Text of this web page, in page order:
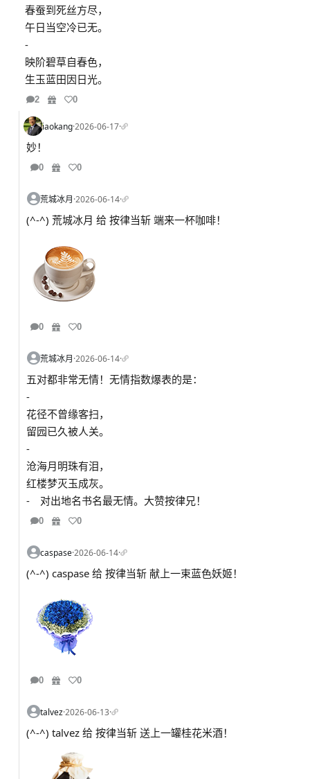
春蚕到死丝方尽，
午日当空冷已无。
-
映阶碧草自春色，
生玉蓝田因日光。
2 0
liaokang·2026-06-17·
妙！
0 0
荒城冰月·2026-06-14·
(^-^) 荒城冰月 给 按律当斩 端来一杯咖啡！
0 0
荒城冰月·2026-06-14·
五对都非常无情！无情指数爆表的是：
-
花径不曾缘客扫，
留园已久被人关。
-
沧海月明珠有泪，
红楼梦灭玉成灰。
- 对出地名书名最无情。大赞按律兄！
0 0
caspase·2026-06-14·
(^-^) caspase 给 按律当斩 献上一束蓝色妖姬！
0 0
talvez·2026-06-13·
(^-^) talvez 给 按律当斩 送上一罐桂花米酒！